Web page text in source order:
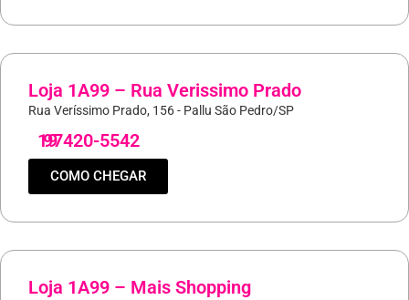
Loja 1A99 – Rua Verissimo Prado
Rua Veríssimo Prado, 156 - Pallu São Pedro/SP
19
97420-5542
COMO CHEGAR
Loja 1A99 – Mais Shopping